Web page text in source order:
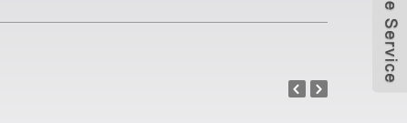
Алдыңғы
Келесі